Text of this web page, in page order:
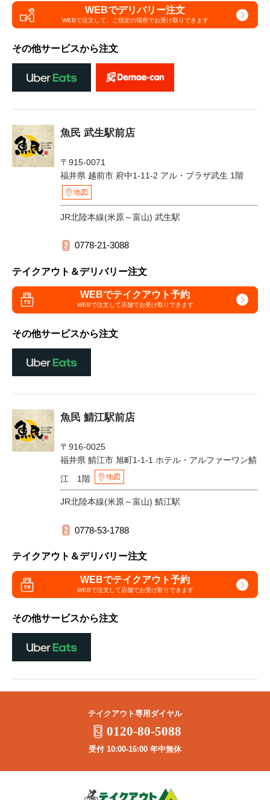
WEBでデリバリー注文
WEBで注文して、 ご指定の場所でお受け取りできます
その他サービスから注文
魚民 武生駅前店
〒915-0071
福井県 越前市 府中1-11-2 アル・プラザ武生 1階
地図
JR北陸本線(米原～富山) 武生駅
0778-21-3088
テイクアウト＆デリバリー注文
WEBでテイクアウト予約
WEBで注文して店舗でお受け取りできます
その他サービスから注文
魚民 鯖江駅前店
〒916-0025
福井県 鯖江市 旭町1-1-1 ホテル・アルファーワン鯖
江 1階
地図
JR北陸本線(米原～富山) 鯖江駅
0778-53-1788
テイクアウト＆デリバリー注文
WEBでテイクアウト予約
WEBで注文して店舗でお受け取りできます
その他サービスから注文
テイクアウト専用ダイヤル
0120-80-5088
受付 10:00-16:00 年中無休